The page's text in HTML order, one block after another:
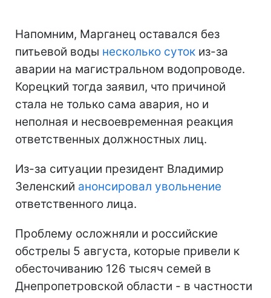
Напомним, Марганец оставался без
питьевой воды несколько суток из-за
аварии на магистральном водопроводе.
Корецкий тогда заявил, что причиной
стала не только сама авария, но и
неполная и несвоевременная реакция
ответственных должностных лиц.
Из-за ситуации президент Владимир
Зеленский анонсировал увольнение
ответственного лица.
Проблему осложняли и российские
обстрелы 5 августа, которые привели к
обесточиванию 126 тысяч семей в
Днепропетровской области - в частности